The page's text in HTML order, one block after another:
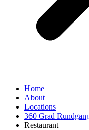
Home
About
Locations
360 Grad
Restaurant